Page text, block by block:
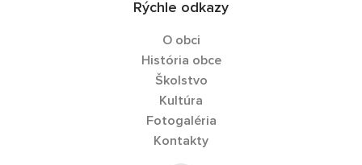
Rýchle odkazy
O obci
História obce
Školstvo
Kultúra
Fotogaléria
Kontakty